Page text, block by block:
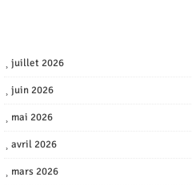
juillet 2026
juin 2026
mai 2026
avril 2026
mars 2026